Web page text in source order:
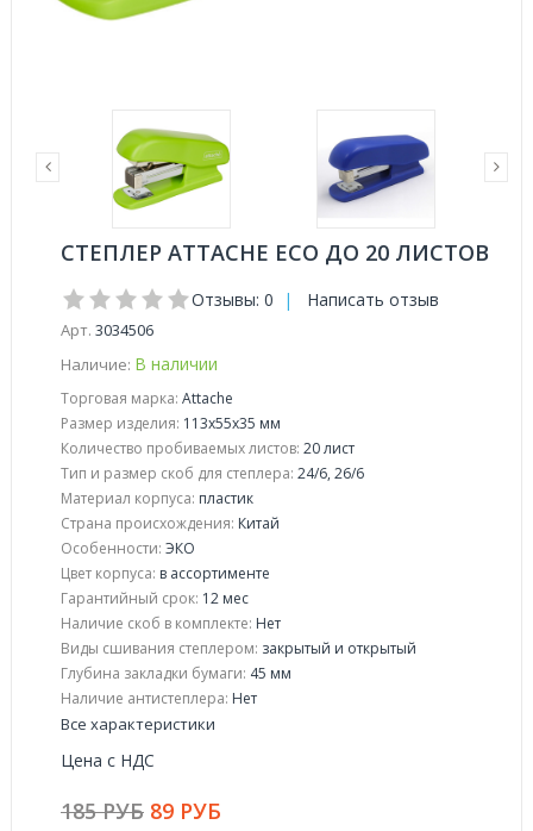
СТЕПЛЕР ATTACHE ECO ДО 20 ЛИСТОВ
Отзывы: 0 | Написать отзыв
Арт. 3034506
Наличие: В наличии
Торговая марка: Attache
Размер изделия: 113x55x35 мм
Количество пробиваемых листов: 20 лист
Тип и размер скоб для степлера: 24/6, 26/6
Материал корпуса: пластик
Страна происхождения: Китай
Особенности: ЭКО
Цвет корпуса: в ассортименте
Гарантийный срок: 12 мес
Наличие скоб в комплекте: Нет
Виды сшивания степлером: закрытый и открытый
Глубина закладки бумаги: 45 мм
Наличие антистеплера: Нет
Все характеристики
Цена с НДС
185 РУБ 89 РУБ